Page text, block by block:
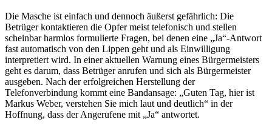
Die Masche ist einfach und dennoch äußerst gefährlich: Die
Betrüger kontaktieren die Opfer meist telefonisch und stellen
scheinbar harmlos formulierte Fragen, bei denen eine „Ja“-Antwort
fast automatisch von den Lippen geht und als Einwilligung
interpretiert wird. In einer aktuellen Warnung eines Bürgermeisters
geht es darum, dass Betrüger anrufen und sich als Bürgermeister
ausgeben. Nach der erfolgreichen Herstellung der
Telefonverbindung kommt eine Bandansage: „Guten Tag, hier ist
Markus Weber, verstehen Sie mich laut und deutlich“ in der
Hoffnung, dass der Angerufene mit „Ja“ antwortet.